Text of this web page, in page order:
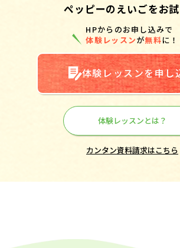
ペッピーのえいごをお試
HPからのお申し込みで
体験レッスンが無料に！
体験レッスンを申し
体験レッスンとは？
カンタン資料請求はこちら